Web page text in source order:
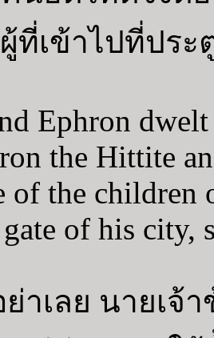
ที่เข้าไปที่ประ
Ephron
the Hittite
of the
of his city,
ย่าเลย นายเจ้